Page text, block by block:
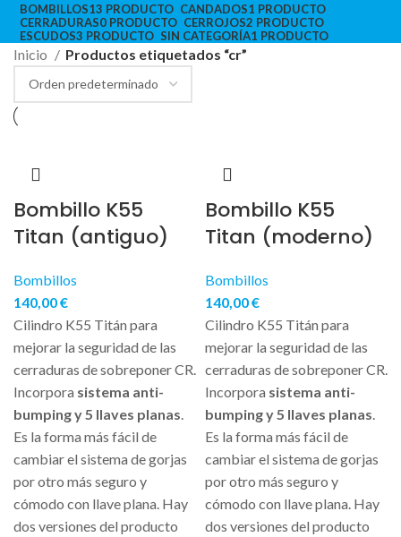
BOMBILLOS13 PRODUCTO CANDADOS1 PRODUCTO
CERRADURAS0 PRODUCTO CERROJOS2 PRODUCTO
ESCUDOS3 PRODUCTO SIN CATEGORÍA1 PRODUCTO
Inicio Productos etiquetados “cr”
Bombillo K55
Titan (antiguo)
Bombillos
140,00€
Cilindro K55 Titán para
mejorar la seguridad de las
cerraduras de sobreponer CR.
Incorpora sistema anti-
bumping y 5 llaves planas
Es la forma más fácil de
cambiar el sistema de gorjas
por otro más seguro y
cómodo con llave plana. Hay
dos versiones del producto
Bombillo K55
Titan (moderno)
Bombillos
140,00€
Cilindro K55 Titán para
mejorar la seguridad de las
cerraduras de sobreponer CR.
Incorpora sistema anti-
bumping y 5 llaves planas
Es la forma más fácil de
cambiar el sistema de gorjas
por otro más seguro y
cómodo con llave plana. Hay
dos versiones del producto